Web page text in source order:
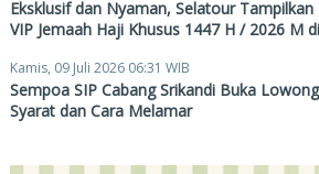
Eksklusif dan Nyaman, Selatour
VIP Jemaah Haji Khusus 1447 H / 2026 M
Kamis, 09 Juli 2026 06:31 WIB
Sempoa SIP Cabang Srikandi Buka
Syarat dan Cara Melamar